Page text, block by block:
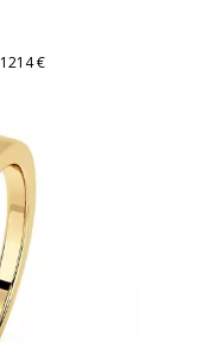
1214 €